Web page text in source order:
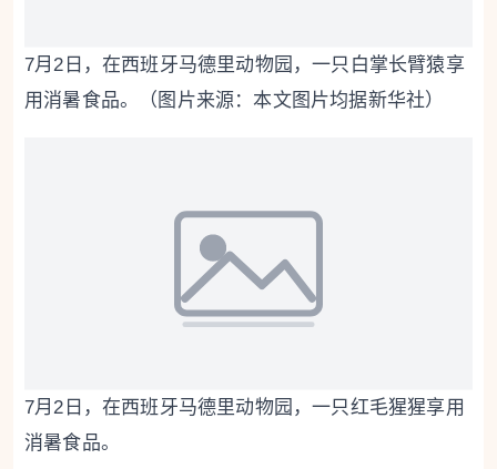
7月2日，在西班牙马德里动物园，一只白掌长臂猿享
用消暑食品。（图片来源：本文图片均据新华社）
7月2日，在西班牙马德里动物园，一只红毛猩猩享用
消暑食品。